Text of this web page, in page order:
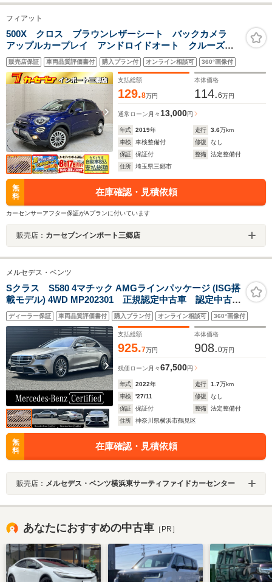
フィアット
500X クロス ブラウンレザーシート バックカメラ
アップルカープレイ アンドロイドオート クルーズコ
ントロール シートヒーター プッシュスタート ETC
販売店保証 車両品質評価書付 購入プラン付 オンライン相談可 360°画像付
支払総額
129.8万円
本体価格
114.6万円
通常ローン 月々 13,000円
年式 2019年 走行 3.6万km
車検
車検整備付 修復
なし
保証
保証付 整備
法定整備付
住所
埼玉県三郷市
無
料
在庫確認・見積依頼
カーセンサーアフター保証がAプランに付いています
販売店： カーセブンインポート三郷店
メルセデス・ベンツ
Sクラス S580 4マチック AMGラインパッケージ (ISG搭
載モデル) 4WD MP202301 正規認定中古車 認定中古車
保証2年付き AMGラインパッケージ パノラミックス
ライディングルーフ ブルメスターサラウンドサウンド
システム ACC 360°カメラ オートトランク レーダ
ーセーフティ LED USB
ディーラー保証 車両品質評価書付 購入プラン付 オンライン相談可 360°画像付
支払総額
925.7万円
本体価格
908.0万円
残価ローン 月々67,500円
年式 2022年 走行 1.7万km
車検
'27/11 修復
なし
保証
保証付 整備
法定整備付
住所
神奈川県横浜市鶴見区
無
料
在庫確認・見積依頼
販売店： メルセデス・ベンツ横浜東サーティファイドカーセンター
あなたにおすすめの中古車 ［PR］